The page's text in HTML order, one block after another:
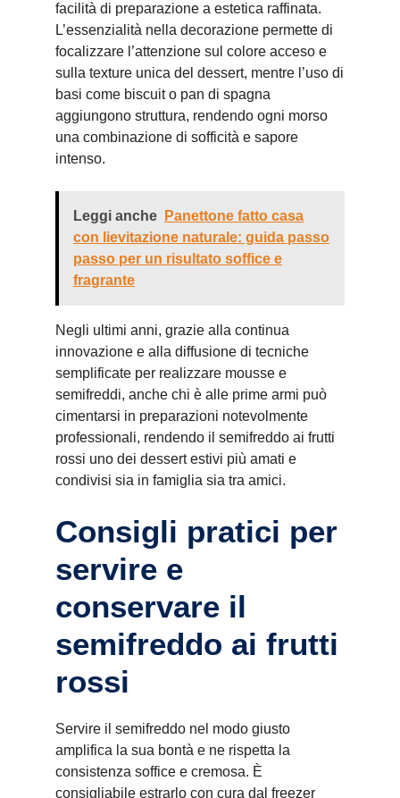
facilità di preparazione a estetica raffinata.
L’essenzialità nella decorazione permette di
focalizzare l’attenzione sul colore acceso e
sulla texture unica del dessert, mentre l’uso di
basi come biscuit o pan di spagna
aggiungono struttura, rendendo ogni morso
una combinazione di sofficità e sapore
intenso.
Leggi anche
Panettone fatto casa
con lievitazione naturale: guida passo
passo per un risultato soffice e
fragrante
Negli ultimi anni, grazie alla continua
innovazione e alla diffusione di tecniche
semplificate per realizzare mousse e
semifreddi, anche chi è alle prime armi può
cimentarsi in preparazioni notevolmente
professionali, rendendo il semifreddo ai frutti
rossi uno dei dessert estivi più amati e
condivisi sia in famiglia sia tra amici.
Consigli pratici per
servire e
conservare il
semifreddo ai frutti
rossi
Servire il semifreddo nel modo giusto
amplifica la sua bontà e ne rispetta la
consistenza soffice e cremosa. È
consigliabile estrarlo con cura dal freezer